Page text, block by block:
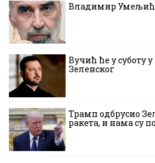
Владимир Умељић:
Вучић ће у суботу
Зеленског
Трамп одбрусио
ракета, и нама су